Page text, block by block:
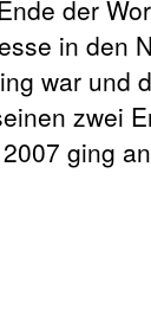
der
in den
war und
zwei
ging an